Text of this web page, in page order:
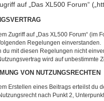
auf „Das XL500 Forum“
Zugriff auf „Das XL500 Forum“ (im
Regelungen einverstanden.
du mit diesen Regelungen nicht
wird auf unbestimmte
VON NUTZUNGSRECHTEN
Erstellen eines Beitrags erteilst du
nach Punkt 2,